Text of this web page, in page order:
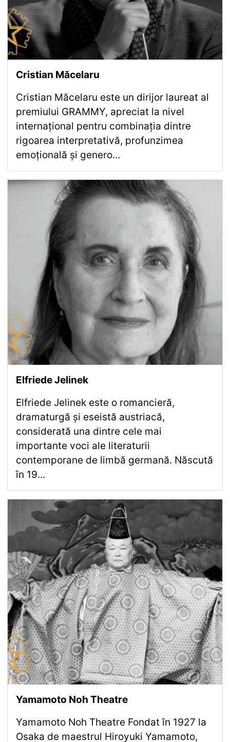
Cristian Măcelaru
Cristian Măcelaru este un dirijor laureat al
premiului GRAMMY, apreciat la nivel
internațional pentru combinația dintre
rigoarea interpretativă, profunzimea
emoțională și genero...
Elfriede Jelinek
Elfriede Jelinek este o romancieră,
dramaturgă și eseistă austriacă,
considerată una dintre cele mai
importante voci ale literaturii
contemporane de limbă germană. Născută
în 19...
Yamamoto Noh Theatre
Yamamoto Noh Theatre Fondat în 1927 la
Osaka de maestrul Hiroyuki Yamamoto,